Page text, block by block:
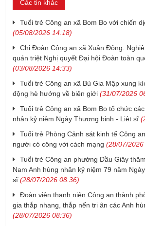
Các tin khác
Tuổi trẻ Công an xã Bom Bo với chiến
(05/08/2026 14:18)
Chi Đoàn Công an xã Xuân Đông:
quán triệt Nghị quyết Đại hội Đoàn toàn
(03/08/2026 14:33)
Tuổi trẻ Công an xã Bù Gia Mập xung
động hè hướng về biên giới (31/07/2026
Tuổi trẻ Công an xã Bom Bo tổ chức
nhân kỷ niệm Ngày Thương binh - Liệt sĩ
Tuổi trẻ Phòng Cảnh sát kinh tế Công
người có công với cách mạng (28/07/2026
Tuổi trẻ Công an phường Dầu Giây
Nam Anh hùng nhân kỷ niệm 79 năm
sĩ(28/07/2026 08:36)
Đoàn viên thanh niên Công an thành
gia thắp nhang, thắp nến tri ân các Anh
(28/07/2026 08:36)